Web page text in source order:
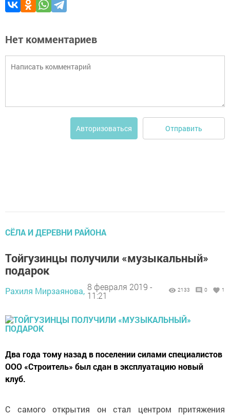
Нет комментариев
Авторизоваться Отправить
СЁЛА И ДЕРЕВНИ РАЙОНА
Тойгузинцы получили «музыкальный»
подарок
Рахиля Мирзаянова, 8 февраля 2019 -
11:21
2133 0 1
Два года тому назад в поселении силами специалистов
ООО «Строитель» был сдан в эксплуатацию новый
клуб.
С самого открытия он стал центром притяжения